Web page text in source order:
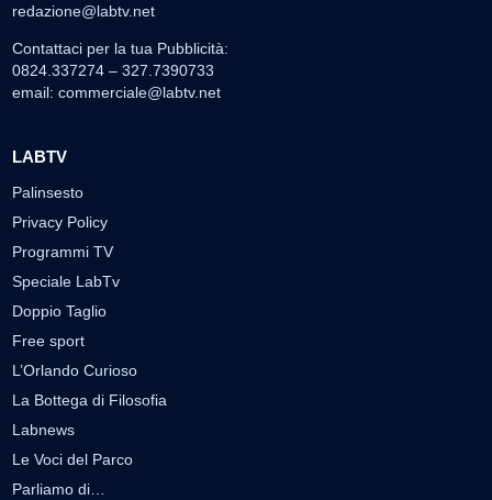
redazione@labtv.net
Contattaci per la tua Pubblicità:
0824.337274 – 327.7390733
email: commerciale@labtv.net
LABTV
Palinsesto
Privacy Policy
Programmi TV
Speciale LabTv
Doppio Taglio
Free sport
L’Orlando Curioso
La Bottega di Filosofia
Labnews
Le Voci del Parco
Parliamo di…